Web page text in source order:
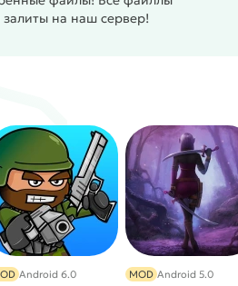
моментов из
на наш сервер!
Android 6.0 MOD Android 5.0